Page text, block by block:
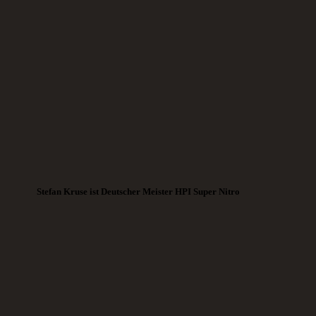
Stefan Kruse ist Deutscher Meister HPI Super Nitro